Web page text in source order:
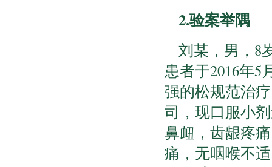
2.验案举隅
刘某，男，8
患者于2016年
强的松规范治
司，现口服小
鼻衄，齿龈疼
痛，无咽喉不